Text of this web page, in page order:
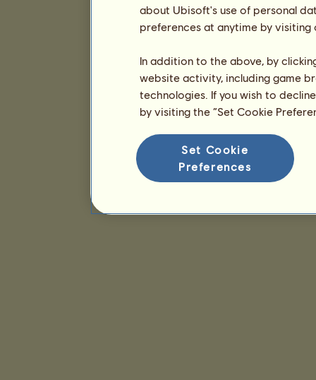
about Ubisoft's use of personal
preferences at anytime by
In addition to the above, by
website activity, including game
technologies. If you wish to
by visiting the “Set Cookie
Set Cookie
Preferences